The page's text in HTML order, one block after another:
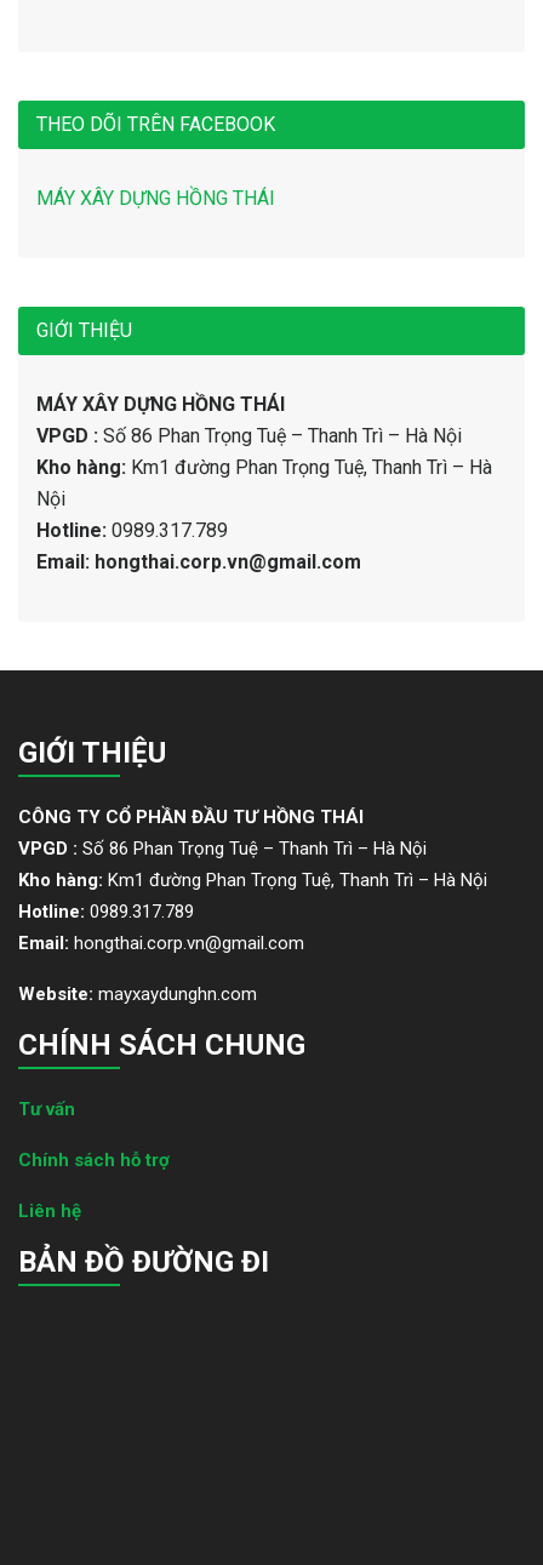
THEO DÕI TRÊN FACEBOOK
MÁY XÂY DỰNG HỒNG THÁI
GIỚI THIỆU
MÁY XÂY DỰNG HỒNG THÁI
VPGD : Số 86 Phan Trọng Tuệ – Thanh Trì – Hà Nội
Kho hàng: Km1 đường Phan Trọng Tuệ, Thanh Trì – Hà
Nội
Hotline: 0989.317.789
Email: hongthai.corp.vn@gmail.com
GIỚI THIỆU
CÔNG TY CỔ PHẦN ĐẦU TƯ HỒNG THÁI
VPGD : Số 86 Phan Trọng Tuệ – Thanh Trì – Hà Nội
Kho hàng: Km1 đường Phan Trọng Tuệ, Thanh Trì – Hà Nội
Hotline: 0989.317.789
Email: hongthai.corp.vn@gmail.com
Website: mayxaydunghn.com
CHÍNH SÁCH CHUNG
Tư vấn
Chính sách hỗ trợ
Liên hệ
BẢN ĐỒ ĐƯỜNG ĐI